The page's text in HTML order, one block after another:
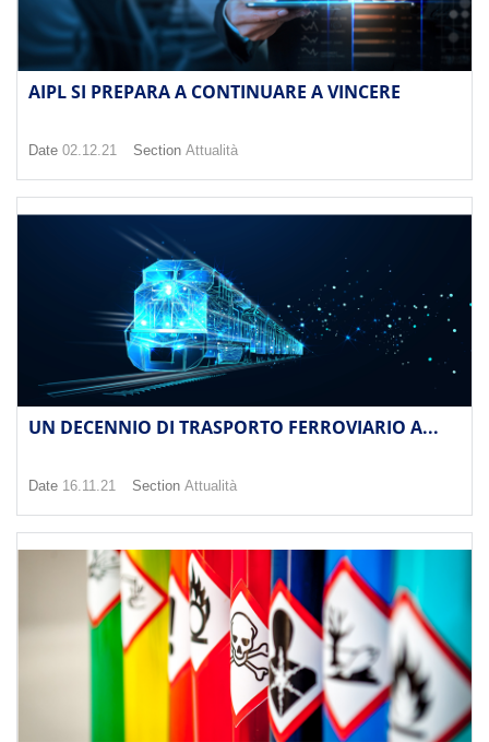
AIPL SI PREPARA A CONTINUARE A VINCERE
Date 02.12.21 Section Attualità
UN DECENNIO DI TRASPORTO FERROVIARIO A...
Date 16.11.21 Section Attualità